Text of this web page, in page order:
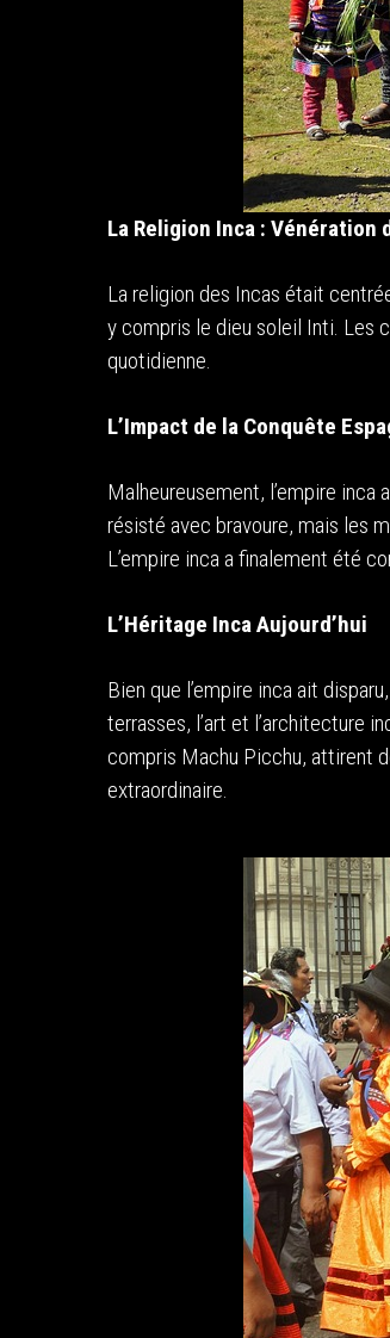
La Religion Inca : Vénération
La religion des Incas était
y compris le dieu soleil Inti. Les
quotidienne.
L’Impact de la Conquête
Malheureusement, l’empire inca
résisté avec bravoure, mais les
L’empire inca a finalement été
L’Héritage Inca Aujourd’hui
Bien que l’empire inca ait
terrasses, l’art et l’architecture
compris Machu Picchu, attirent
extraordinaire.